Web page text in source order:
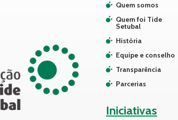
Quem somos
Quem foi Tide
Setubal
História
Equipe e conselho
Transparência
Parcerias
Iniciativas